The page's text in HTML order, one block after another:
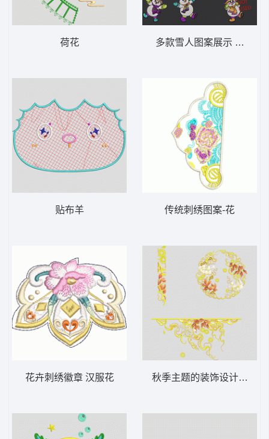
荷花
贴布羊
花卉刺绣徽章 汉服花
多款雪人图案展示 雪人
传统刺绣图案-花
秋季主题的装饰设计汉服